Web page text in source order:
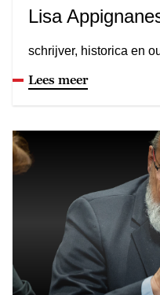
Lisa
schrijver, historica en
Lees meer